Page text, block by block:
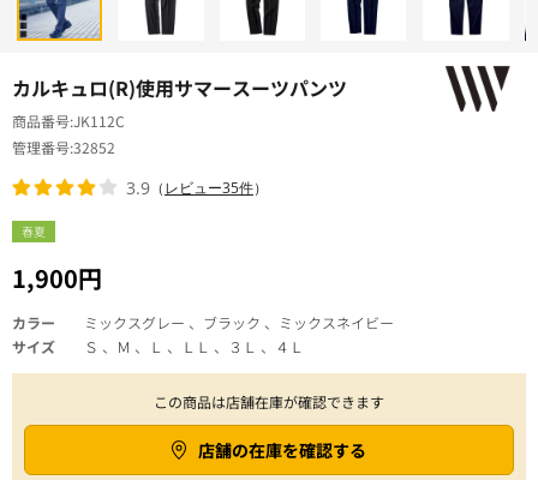
カルキュロ(R)使用サマースーツパンツ
春夏
1,900円
商品番号JK112C
管理番号32852
3.9 （レビュー35件）
カラー
ミックスグレー 、ブラック 、ミックスネイビー
サイズ
Ｓ 、Ｍ 、Ｌ 、ＬＬ 、３Ｌ 、４Ｌ
この商品は店舗在庫が確認できます
店舗の在庫を確認する